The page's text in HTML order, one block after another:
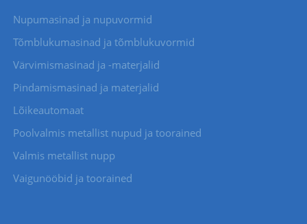
Nupumasinad ja nupuvormid
Tõmblukumasinad ja tõmblukuvormid
Värvimismasinad ja -materjalid
Pindamismasinad ja materjalid
Lõikeautomaat
Poolvalmis metallist nupud ja toorained
Valmis metallist nupp
Vaigunööbid ja toorained